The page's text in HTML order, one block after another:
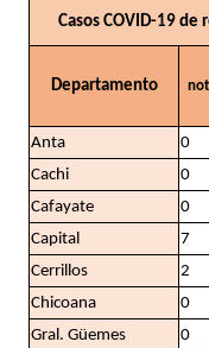
Casos COVID-19
Departamento
Anta 0
Cachi
0
Cafayate
0
Capital
7
Cerrillos
2
Chicoana
0
Gral. Güemes
0